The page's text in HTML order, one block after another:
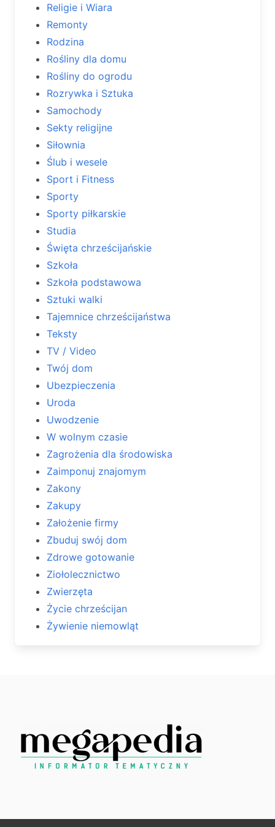
Religie i Wiara
Remonty
Rodzina
Rośliny dla domu
Rośliny do ogrodu
Rozrywka i Sztuka
Samochody
Sekty religijne
Siłownia
Ślub i wesele
Sport i Fitness
Sporty
Sporty piłkarskie
Studia
Święta chrześcijańskie
Szkoła
Szkoła podstawowa
Sztuki walki
Tajemnice chrześcijaństwa
Teksty
TV / Video
Twój dom
Ubezpieczenia
Uroda
Uwodzenie
W wolnym czasie
Zagrożenia dla środowiska
Zaimponuj znajomym
Zakony
Zakupy
Założenie firmy
Zbuduj swój dom
Zdrowe gotowanie
Ziołolecznictwo
Zwierzęta
Życie chrześcijan
Żywienie niemowląt